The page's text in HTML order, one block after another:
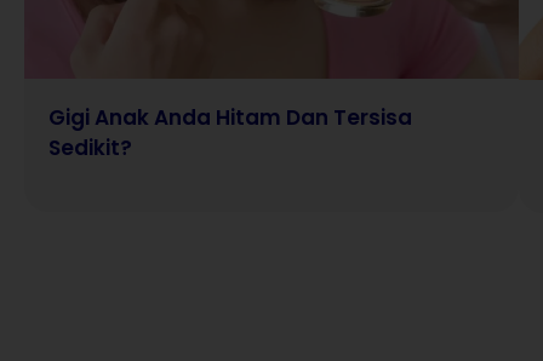
Gigi Anak Anda Hitam Dan Tersisa
Sedikit?